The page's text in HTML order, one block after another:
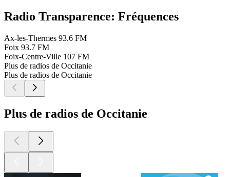
Radio Transparence: Fréquences
Ax-les-Thermes 93.6 FM
Foix 93.7 FM
Foix-Centre-Ville 107 FM
Plus de radios de Occitanie
Plus de radios de Occitanie
Plus de radios de Occitanie